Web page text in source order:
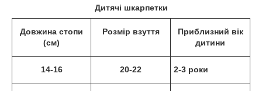
Дитячі шкарпетки
Довжина стопи
(см)
Розмір взуття
Приблизний вік
дитини
14-16 20-22 2-3 роки